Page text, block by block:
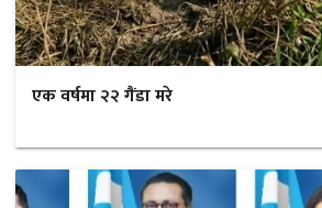
एक वर्षमा २२ गैंडा मरे